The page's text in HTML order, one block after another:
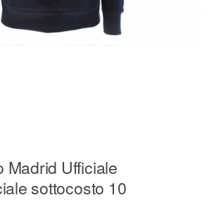
Madrid Ufficiale
sottocosto 10